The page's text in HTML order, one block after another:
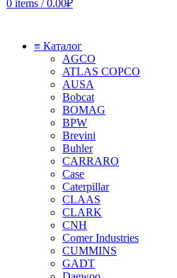
0 items / 0.00₽
≡ Каталог
AGCO
ATLAS COPCO
AUSA
Bobcat
BOMAG
BPW
Brevini
Buhler
CARRARO
Case
Caterpillar
CLAAS
CLARK
CNH
Comer Industries
CUMMINS
GADT